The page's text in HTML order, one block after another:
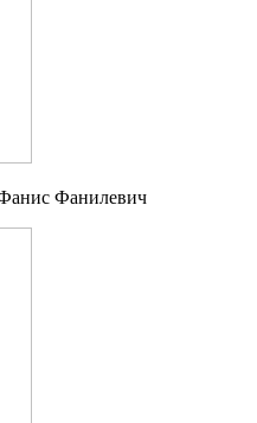
Фанилевич